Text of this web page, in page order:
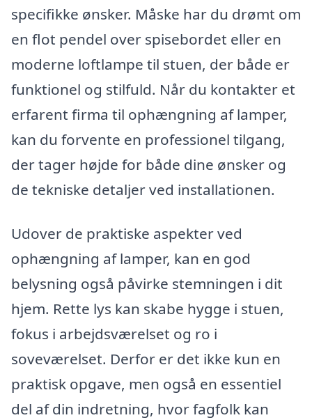
specifikke ønsker. Måske har du drømt om
en flot pendel over spisebordet eller en
moderne loftlampe til stuen, der både er
funktionel og stilfuld. Når du kontakter et
erfarent firma til ophængning af lamper,
kan du forvente en professionel tilgang,
der tager højde for både dine ønsker og
de tekniske detaljer ved installationen.
Udover de praktiske aspekter ved
ophængning af lamper, kan en god
belysning også påvirke stemningen i dit
hjem. Rette lys kan skabe hygge i stuen,
fokus i arbejdsværelset og ro i
soveværelset. Derfor er det ikke kun en
praktisk opgave, men også en essentiel
del af din indretning, hvor fagfolk kan